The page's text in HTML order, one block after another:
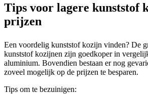
Tips voor lagere kunststof
prijzen
Een voordelig kunststof kozijn vinden? De
kunststof kozijnen zijn goedkoper in
aluminium. Bovendien bestaan er nog
zoveel mogelijk op de prijzen te besparen.
Tips om te bezuinigen: